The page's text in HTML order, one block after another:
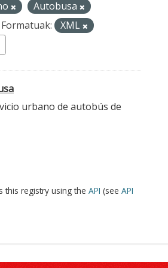
Autobusa
Formatuak: XML
urbano de autobús de
this registry using the API (see API